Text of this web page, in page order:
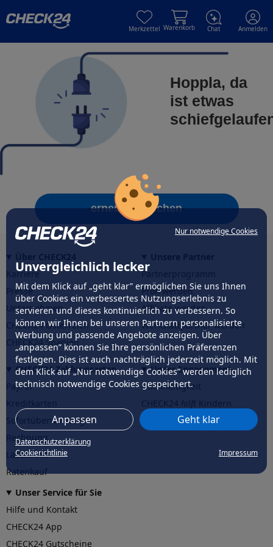
Nur notwendige Cookies
Unvergleichlich lecker
Mit dem Klick auf „geht klar” ermöglichen Sie uns Ihnen
über Cookies ein verbessertes Nutzungserlebnis zu
servieren und dieses kontinuierlich zu verbessern. So
können wir Ihnen bei unseren Partnern personalisierte
Werbung und passende Angebote anzeigen. Über
„anpassen” können Sie Ihre persönlichen Präferenzen
festlegen. Dies ist auch nachträglich jederzeit möglich. Mit
dem Klick auf „Nur notwendige Cookies” werden lediglich
technisch notwendige Cookies gespeichert.
Anpassen Geht klar
Datenschutzerklärung
Cookierichtlinie
Impressum
Merkzettel Warenkorb Chat Anmelden
Hoppla, da
ist etwas
erneut versuchen
Karriere
Presse
Unternehmen
CHECK24 Österreich
CHECK24 Spanien
Partnerprogramm
Profi werden
Affiliate werden
Werkstattpartner werden
CHECK24 Zahlungsarten
PayPal
Sofortüberweisung
Rechnung
Lastschrift
Ratenkauf
Unser Engagement
Nachhaltigkeit
CHECK24hilftder Natur
Unser Service für Sie
Hilfe und Kontakt
CHECK24 App
CHECK24 Gutscheine